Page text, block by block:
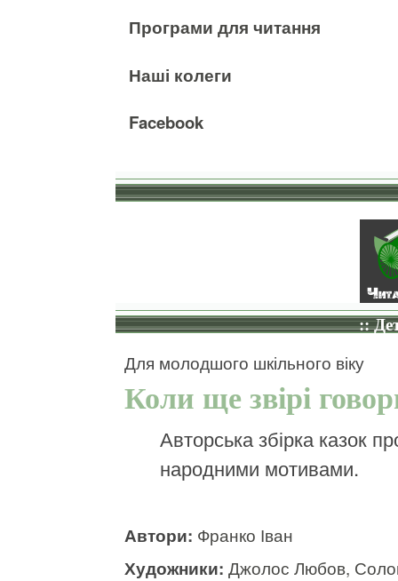
Програми для читання
Наші колеги
Facebook
::
Для молодшого шкільного віку
Коли ще звірі
Авторська збірка казок
народними мотивами.
Автори: Франко Іван
Художники: Джолос Любов,